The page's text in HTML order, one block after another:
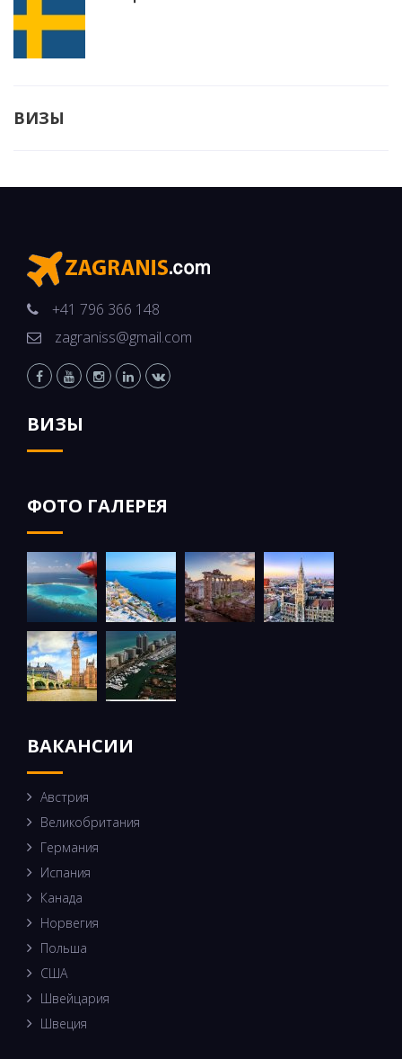
ВИЗЫ
+41 796 366 148
zagraniss@gmail.com
ВИЗЫ
ФОТО ГАЛЕРЕЯ
ВАКАНСИИ
Австрия
Великобритания
Германия
Испания
Канада
Норвегия
Польша
США
Швейцария
Швеция